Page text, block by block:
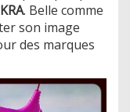
. Belle comme
son image
des marques